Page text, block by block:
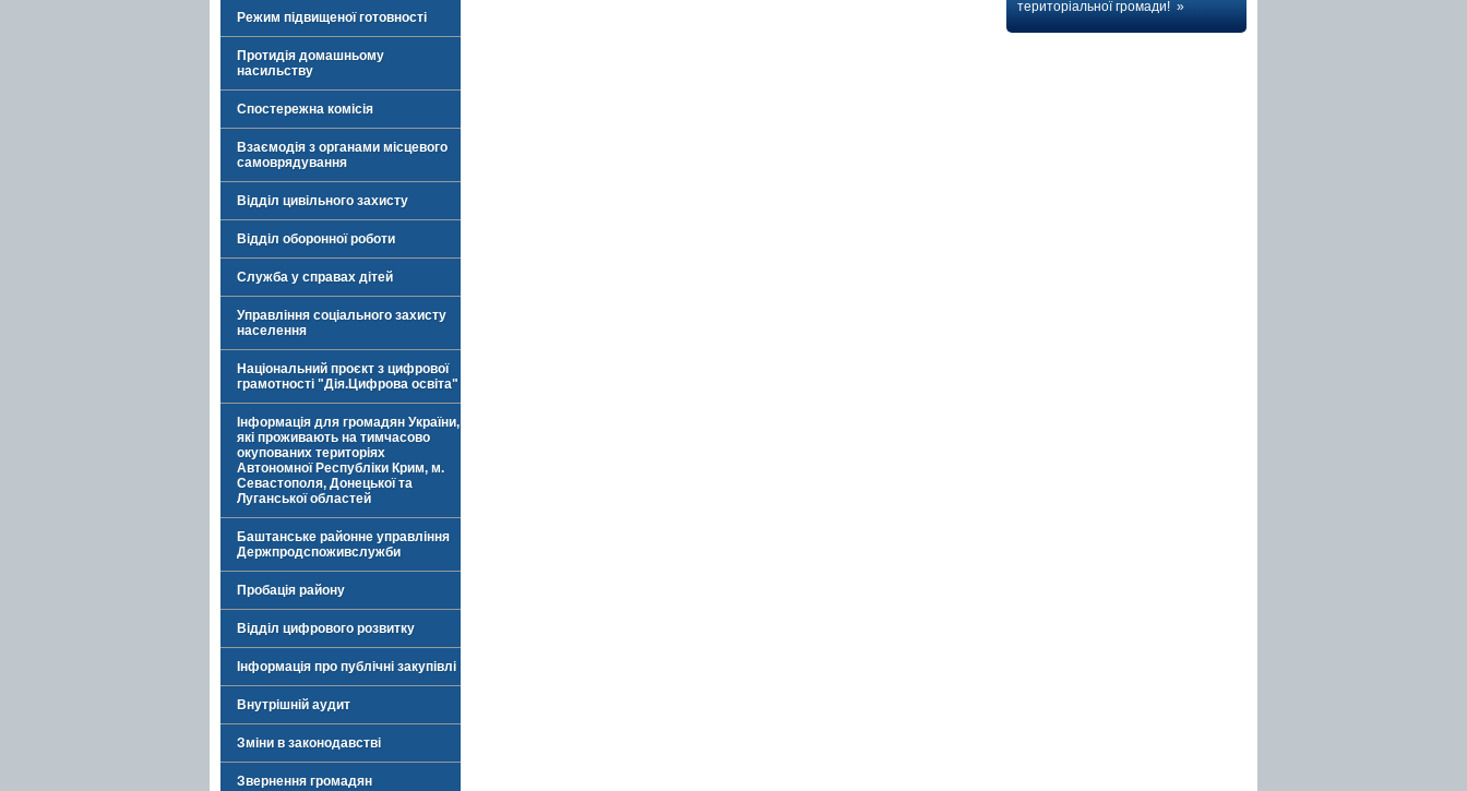
Режим підвищеної готовності
Протидія домашньому
насильству
Спостережна комісія
Взаємодія з органами місцевого
самоврядування
Відділ цивільного захисту
Відділ оборонної роботи
Служба у справах дітей
Управління соціального захисту
населення
Національний проєкт з цифрової
грамотності "Дія.Цифрова освіта"
Інформація для громадян України,
які проживають на тимчасово
окупованих територіях
Автономної Республіки Крим, м.
Севастополя, Донецької та
Луганської областей
Баштанське районне управління
Держпродспоживслужби
Пробація району
Відділ цифрового розвитку
Інформація про публічні закупівлі
Внутрішній аудит
Зміни в законодавстві
Звернення громадян
територіальної громади! »